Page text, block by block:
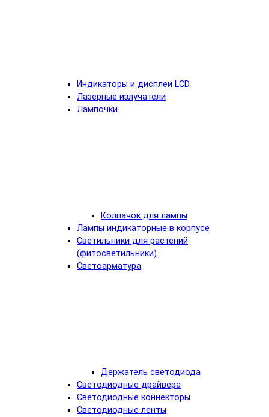
Индикаторы и дисплеи LCD
Лазерные излучатели
Лампочки
Колпачок для лампы
Лампы индикаторные в корпусе
Светильники для растений
(фитосветильники)
Светоарматура
Держатель светодиода
Светодиодные драйвера
Светодиодные коннекторы
Светодиодные ленты